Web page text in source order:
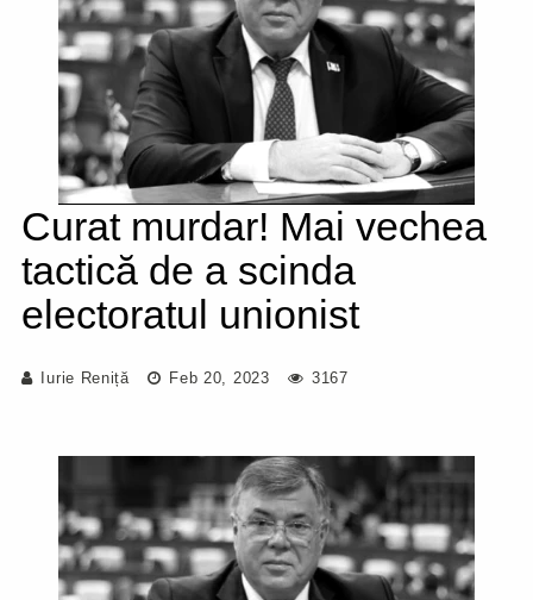
Curat murdar! Mai vechea
tactică de a scinda
electoratul unionist
Iurie Reniță Feb 20, 2023 3167